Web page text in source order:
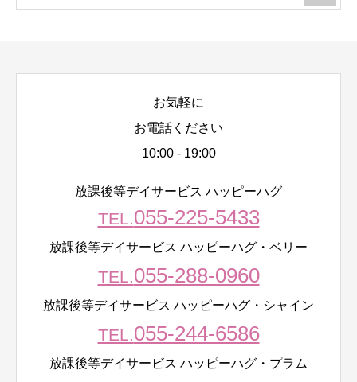
お気軽に
お電話ください
10:00 - 19:00
放課後等デイサービス ハッピーハグ
TEL. 055-225-5433
放課後等デイサービス ハッピーハグ・ベリー
TEL. 055-288-0960
放課後等デイサービス ハッピーハグ・シャイン
TEL. 055-244-6586
放課後等デイサービス ハッピーハグ・プラム